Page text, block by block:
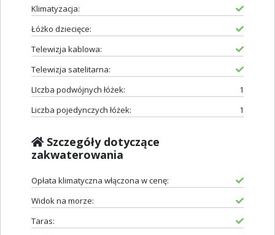
Klimatyzacja:
Łóżko dziecięce:
Telewizja kablowa:
Telewizja satelitarna:
LIczba podwójnych łóżek:
1
Liczba pojedynczych łóżek:
1
Szczegóły dotyczące
zakwaterowania
Opłata klimatyczna włączona w cenę:
Widok na morze:
Taras: